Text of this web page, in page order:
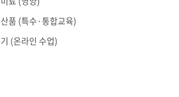
품 (특수·통합교육)
(온라인 수업)